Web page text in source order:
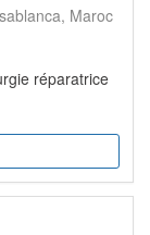
Maroc
réparatrice